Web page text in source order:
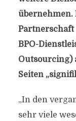
übernehmen.
Partnerschaft
BPO-
Outsourcing)
Seiten
„In den
sehr viele